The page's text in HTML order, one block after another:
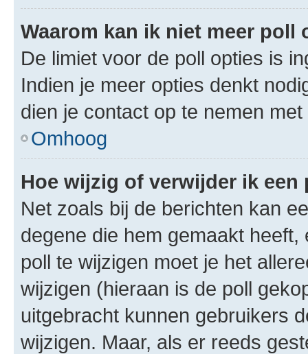
Waarom kan ik niet meer poll
De limiet voor de poll opties is
Indien je meer opties denkt
dien je contact op te nemen
Omhoog
Hoe wijzig of verwijder ik een
Net zoals bij de berichten kan
degene die hem gemaakt
poll te wijzigen moet je het
wijzigen (hieraan is de poll
uitgebracht kunnen gebruikers
wijzigen. Maar, als er reeds